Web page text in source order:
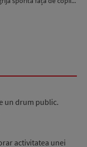
un drum public.
activitatea unei